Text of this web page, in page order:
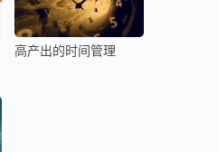
高产出的时间管理